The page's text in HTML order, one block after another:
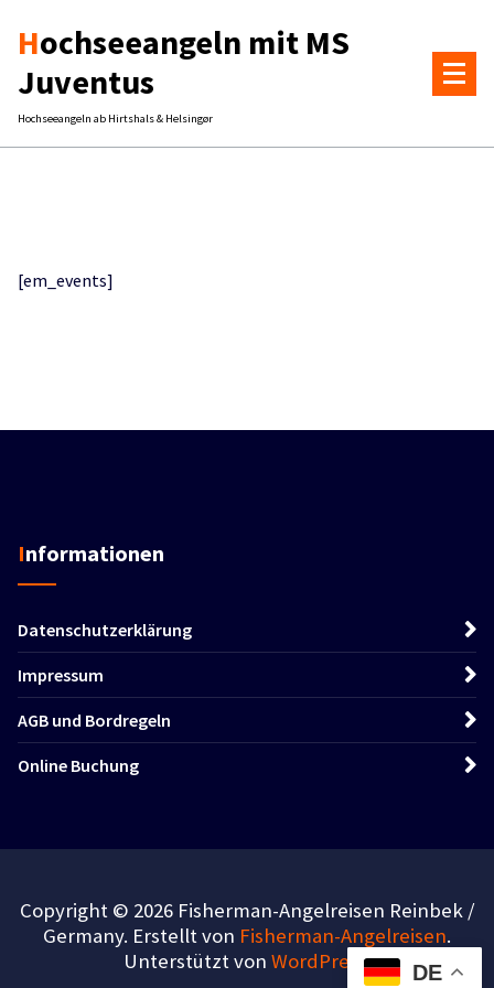
Inhalt
Hochseeangeln mit MS
Juventus
Hochseeangeln ab Hirtshals & Helsingør
[em_events]
Informationen
Datenschutzerklärung
Impressum
AGB und Bordregeln
Online Buchung
Copyright © 2026 Fisherman-Angelreisen Reinbek /
Germany. Erstellt von Fisherman-Angelreisen.
Unterstützt von WordPress. DE